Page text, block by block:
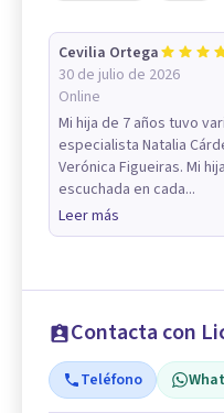
Cevilia Ortega
30 de julio de 2026
Online
Mi hija de 7 años tuvo
especialista Natalia
Verónica Figueiras. Mi
escuchada en cada...
Leer más
Contacta con
Teléfono